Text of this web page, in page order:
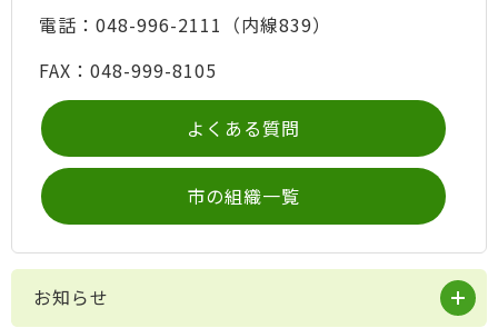
電話：048-996-2111（内線839）
FAX：048-999-8105
よくある質問
市の組織一覧
お知らせ